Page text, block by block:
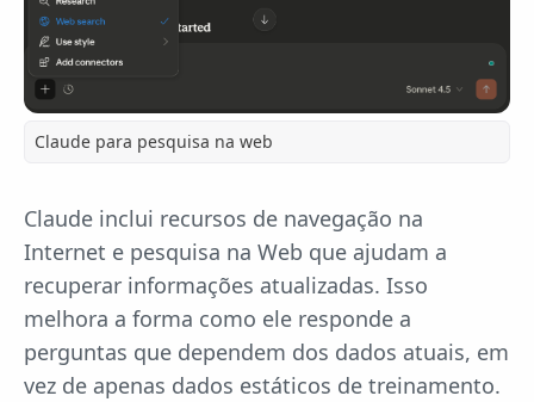
Claude para pesquisa na web
Claude inclui recursos de navegação na
Internet e pesquisa na Web que ajudam a
recuperar informações atualizadas. Isso
melhora a forma como ele responde a
perguntas que dependem dos dados atuais, em
vez de apenas dados estáticos de treinamento.